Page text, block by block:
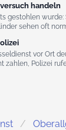
handeln
gestohlen wurde:
sehen oft
vor Ort
zahlen, Polizei